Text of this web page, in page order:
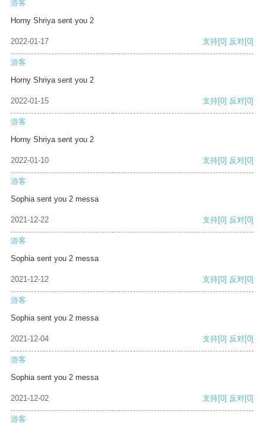
游客
Horny Shriya sent you 2
2022-01-17 支持[0] 反对[0]
游客
Horny Shriya sent you 2
2022-01-15 支持[0] 反对[0]
游客
Horny Shriya sent you 2
2022-01-10 支持[0] 反对[0]
游客
Sophia sent you 2 messa
2021-12-22 支持[0] 反对[0]
游客
Sophia sent you 2 messa
2021-12-12 支持[0] 反对[0]
游客
Sophia sent you 2 messa
2021-12-04 支持[0] 反对[0]
游客
Sophia sent you 2 messa
2021-12-02 支持[0] 反对[0]
游客